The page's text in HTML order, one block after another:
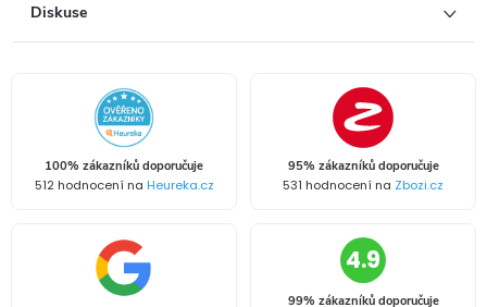
Diskuse
100% zákazníků doporučuje
512 hodnocení na Heureka.cz
95% zákazníků doporučuje
531 hodnocení na Zbozi.cz
4.9
99% zákazníků doporučuje